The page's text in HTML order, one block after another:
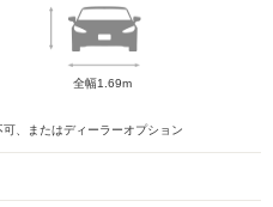
全幅1.69m
可、またはディーラーオプション